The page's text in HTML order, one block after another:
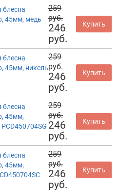
45мм, медь
259
руб.
246
руб.
Купить
45мм, никель
259
руб.
246
руб.
Купить
45мм,
259
руб.
246
руб.
Купить
45мм,
259
руб.
246
руб.
Купить